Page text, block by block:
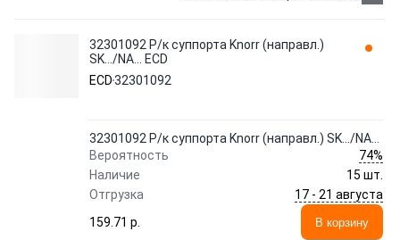
32301092 Р/к суппорта Knorr (направл.)
SK.../NA... ECD
ECD32301092
32301092 Р/к суппорта Knorr (направл.) SK.../NA...
Вероятность
74%
Наличие
15 шт.
Отгрузка
17 - 21 августа
159.71 p.
В корзину